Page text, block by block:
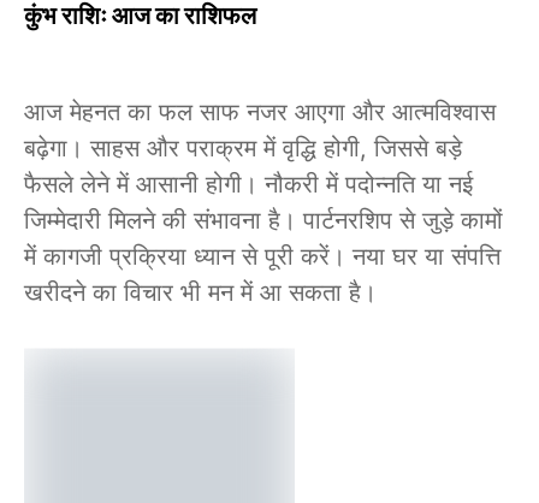
कुंभ राशिः आज का राशिफल
आज मेहनत का फल साफ नजर आएगा और आत्मविश्वास
बढ़ेगा। साहस और पराक्रम में वृद्धि होगी, जिससे बड़े
फैसले लेने में आसानी होगी। नौकरी में पदोन्नति या नई
जिम्मेदारी मिलने की संभावना है। पार्टनरशिप से जुड़े कामों
में कागजी प्रक्रिया ध्यान से पूरी करें। नया घर या संपत्ति
खरीदने का विचार भी मन में आ सकता है।